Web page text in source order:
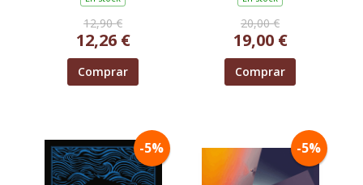
12,90 €
12,26 €
Comprar
20,00 €
19,00 €
Comprar
-5% -5%